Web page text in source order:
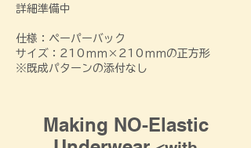
詳細準備中
​仕様：ペーパーバック
サイズ：210ｍｍ×210ｍｍの正方形
​※既成パターンの添付なし​​​​​
Making NO-Elastic